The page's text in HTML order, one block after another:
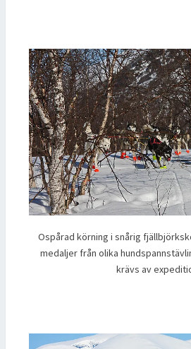
Ospårad körning i snårig
medaljer från olika
krävs av